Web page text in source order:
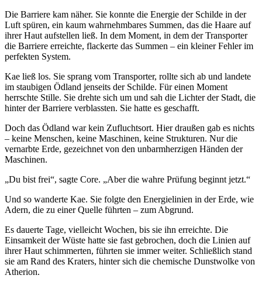
Die Barriere kam näher. Sie konnte die Energie der Schilde in der
Luft spüren, ein kaum wahrnehmbares Summen, das die Haare auf
ihrer Haut aufstellen ließ. In dem Moment, in dem der Transporter
die Barriere erreichte, flackerte das Summen – ein kleiner Fehler im
perfekten System.
Kae ließ los. Sie sprang vom Transporter, rollte sich ab und landete
im staubigen Ödland jenseits der Schilde. Für einen Moment
herrschte Stille. Sie drehte sich um und sah die Lichter der Stadt, die
hinter der Barriere verblassten. Sie hatte es geschafft.
Doch das Ödland war kein Zufluchtsort. Hier draußen gab es nichts
– keine Menschen, keine Maschinen, keine Strukturen. Nur die
vernarbte Erde, gezeichnet von den unbarmherzigen Händen der
Maschinen.
„Du bist frei“, sagte Core. „Aber die wahre Prüfung beginnt jetzt.“
Und so wanderte Kae. Sie folgte den Energielinien in der Erde, wie
Adern, die zu einer Quelle führten – zum Abgrund.
Es dauerte Tage, vielleicht Wochen, bis sie ihn erreichte. Die
Einsamkeit der Wüste hatte sie fast gebrochen, doch die Linien auf
ihrer Haut schimmerten, führten sie immer weiter. Schließlich stand
sie am Rand des Kraters, hinter sich die chemische Dunstwolke von
Atherion.